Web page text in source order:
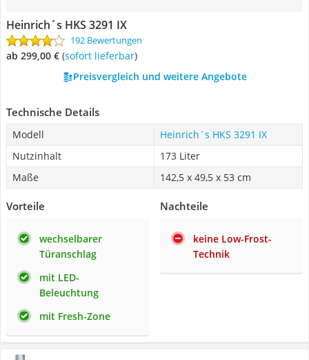
Heinrich´s ‎HKS 3291 IX
192 Bewertungen
ab 299,00 € ( Sofort lieferbar)
Preisvergleich und weitere Angebote
Technische Details
Modell
Heinrich´s ‎HKS 3291 IX
Nutzinhalt
173 Liter
Maße
142,5 x 49,5 x 53 cm
Vorteile
wechselbarer
Türanschlag
mit LED-
Beleuchtung
mit Fresh-Zone
Nachteile
keine Low-Frost-
Technik